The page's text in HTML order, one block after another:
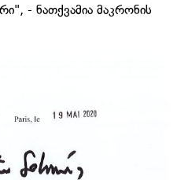
- ნათქვამია მაკრონის